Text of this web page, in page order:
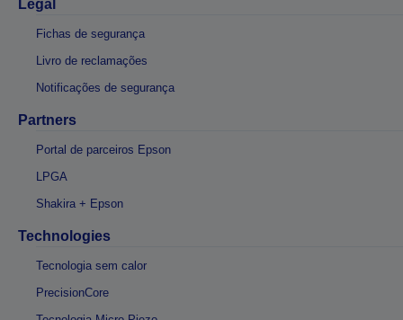
Legal
Fichas de segurança
Livro de reclamações
Notificações de segurança
Partners
Portal de parceiros Epson
LPGA
Shakira + Epson
Technologies
Tecnologia sem calor
PrecisionCore